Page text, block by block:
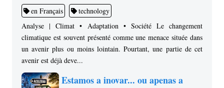
en Français
technology
Analyse | Climat • Adaptation • Société Le changement
climatique est souvent présenté comme une menace située dans
un avenir plus ou moins lointain. Pourtant, une partie de cet
avenir est déjà deve...
Estamos a inovar... ou apenas a